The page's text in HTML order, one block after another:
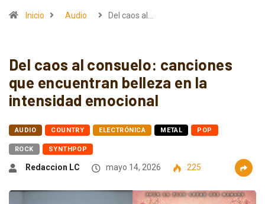
Inicio Audio Del caos al…
Del caos al consuelo: canciones
que encuentran belleza en la
intensidad emocional
AUDIO COUNTRY ELECTRÓNICA METAL POP
ROCK SYNTHPOP
Redaccion LC mayo 14, 2026 225